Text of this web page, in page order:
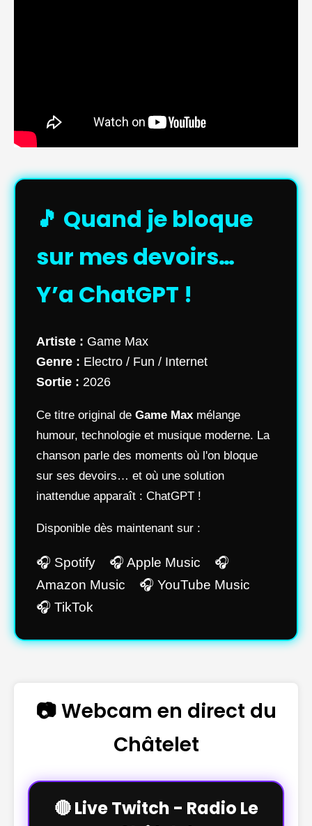
🎵 Quand je bloque
sur mes devoirs…
Y’a ChatGPT !
Artiste : Game Max
Genre : Electro / Fun / Internet
Sortie : 2026
Ce titre original de Game Max mélange
humour, technologie et musique moderne. La
chanson parle des moments où l'on bloque
sur ses devoirs… et où une solution
inattendue apparaît : ChatGPT !
Disponible dès maintenant sur :
🎧 Spotify 🎧 Apple Music 🎧
Amazon Music 🎧 YouTube Music
🎧 TikTok
📷 Webcam en direct du
Châtelet
🔴 Live Twitch - Radio Le